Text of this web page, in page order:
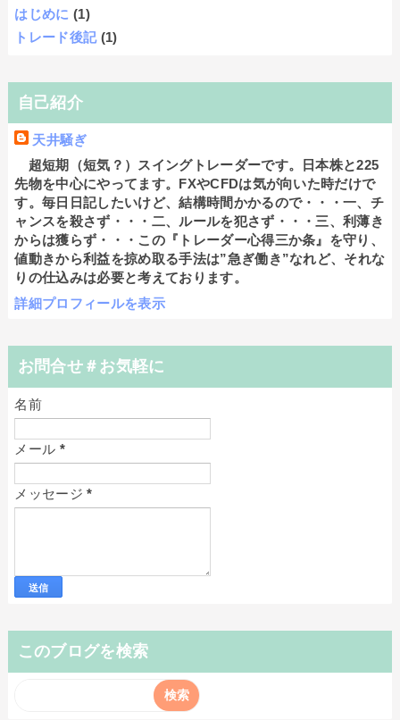
はじめに (1)
トレード後記 (1)
自己紹介
天井騒ぎ
超短期（短気？）スイングトレーダーです。日本株と225
先物を中心にやってます。FXやCFDは気が向いた時だけで
す。毎日日記したいけど、結構時間かかるので・・・一、チ
ャンスを殺さず・・・二、ルールを犯さず・・・三、利薄き
からは獲らず・・・この『トレーダー心得三か条』を守り、
値動きから利益を掠め取る手法は”急ぎ働き”なれど、それな
りの仕込みは必要と考えております。
詳細プロフィールを表示
お問合せ＃お気軽に
名前
メール *
メッセージ*
このブログを検索